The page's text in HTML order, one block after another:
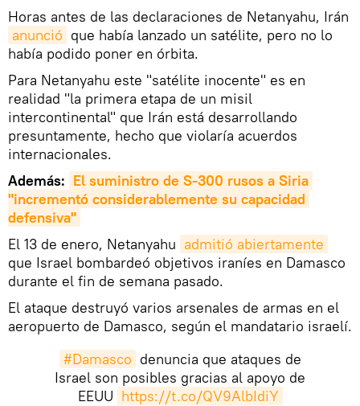
Horas antes de las declaraciones de Netanyahu, Irán
anunció que había lanzado un satélite, pero no lo
había podido poner en órbita.
Para Netanyahu este "satélite inocente" es en
realidad "la primera etapa de un misil
intercontinental" que Irán está desarrollando
presuntamente, hecho que violaría acuerdos
internacionales.
Además: El suministro de S-300 rusos a Siria
"incrementó considerablemente su capacidad
defensiva"
El 13 de enero, Netanyahu admitió abiertamente
que Israel bombardeó objetivos iraníes en Damasco
durante el fin de semana pasado.
El ataque destruyó varios arsenales de armas en el
aeropuerto de Damasco, según el mandatario israelí.
#Damasco denuncia que ataques de
Israel son posibles gracias al apoyo de
EEUU https://t.co/QV9AlbIdiY